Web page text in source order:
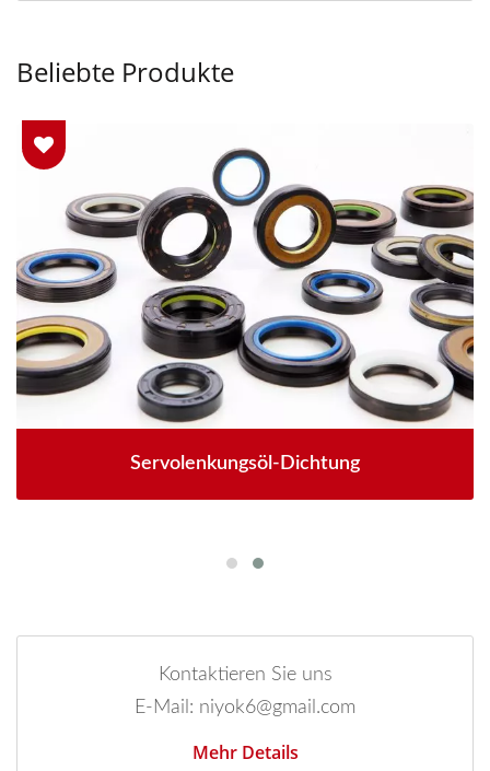
Beliebte Produkte
Servolenkungsöl-Dichtung
Kontaktieren Sie uns
E-Mail: niyok6@gmail.com
Mehr Details